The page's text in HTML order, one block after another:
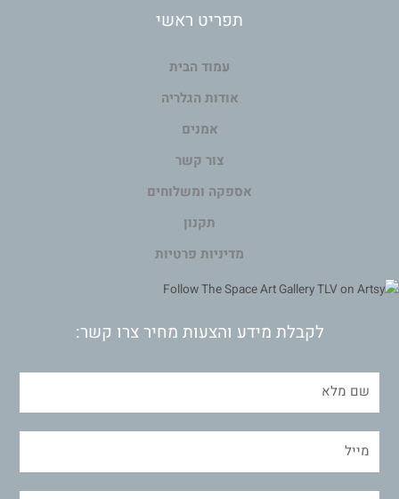
תפריט ראשי
עמוד הבית
אודות הגלריה
אמנים
צור קשר
אספקה ומשלוחים
תקנון
מדיניות פרטיות
לקבלת מידע והצעות מחיר צרו קשר: